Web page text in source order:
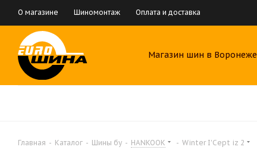
О магазине Шиномонтаж Оплата и доставка
Магазин шин в Воронеже
Главная - Каталог - Шины бу - HANKOOK - Winter I'Cept iz 2